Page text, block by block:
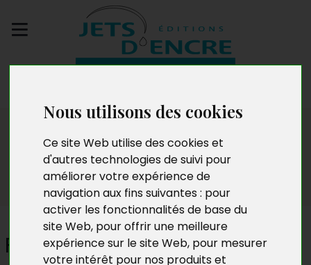
Nous utilisons des cookies
Ce site Web utilise des cookies et
d'autres technologies de suivi pour
améliorer votre expérience de
navigation aux fins suivantes : pour
activer les fonctionnalités de base du
site Web, pour offrir une meilleure
expérience sur le site Web, pour mesurer
votre intérêt pour nos produits et
Dédicaces
François Degryse